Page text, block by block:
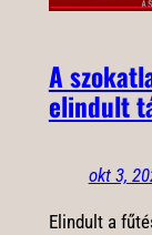
A
elindult
okt 3,
Elindult a